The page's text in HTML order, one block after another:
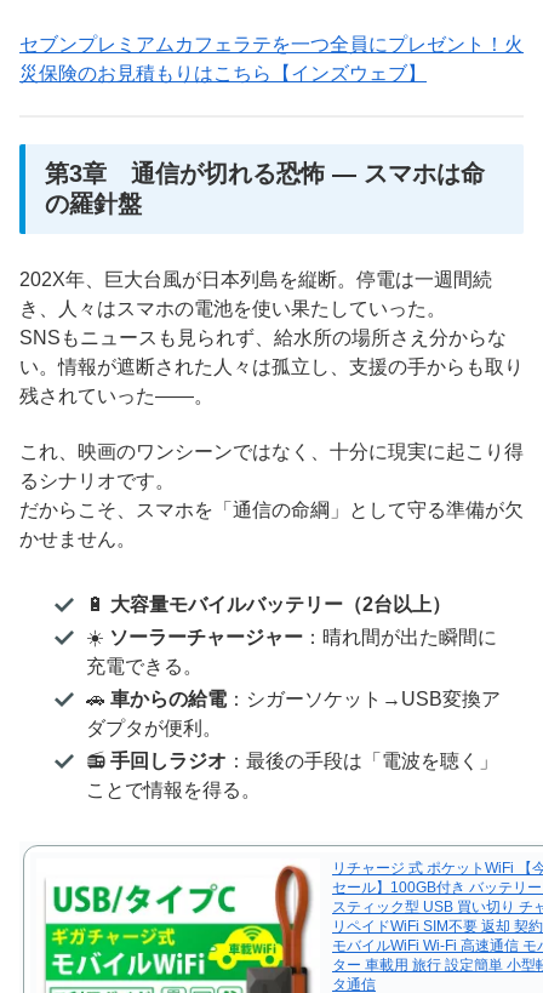
セブンプレミアムカフェラテを一つ全員にプレゼント！火
災保険のお見積もりはこちら【インズウェブ】
第3章 通信が切れる恐怖 ― スマホは命
の羅針盤
202X年、巨大台風が日本列島を縦断。停電は一週間続
き、人々はスマホの電池を使い果たしていった。
SNSもニュースも見られず、給水所の場所さえ分からな
い。情報が遮断された人々は孤立し、支援の手からも取り
残されていった――。
これ、映画のワンシーンではなく、十分に現実に起こり得
るシナリオです。
だからこそ、スマホを「通信の命綱」として守る準備が欠
かせません。
🔋 大容量モバイルバッテリー（2台以上）
☀️ ソーラーチャージャー：晴れ間が出た瞬間に
充電できる。
🚗 車からの給電：シガーソケット→USB変換ア
ダプタが便利。
📻 手回しラジオ ：最後の手段は「電波を聴く」
ことで情報を得る。
リチャージ 式 ポケットWiFi 【
セール】100GB付き バッテリ
スティック型 USB 買い切り チ
リペイドWiFi SIM不要 返却 契
モバイルWiFi Wi-Fi 高速通信 モ
ター 車載用 旅行 設定簡単 小型
タ通信